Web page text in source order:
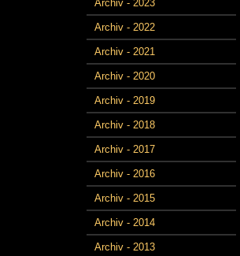
Archiv - 2023
Archiv - 2022
Archiv - 2021
Archiv - 2020
Archiv - 2019
Archiv - 2018
Archiv - 2017
Archiv - 2016
Archiv - 2015
Archiv - 2014
Archiv - 2013